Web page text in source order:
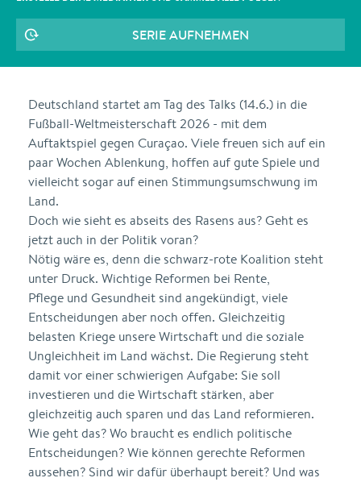
SERIE AUFNEHMEN
Deutschland startet am Tag des Talks (14.6.) in die
Fußball-Weltmeisterschaft 2026 - mit dem
Auftaktspiel gegen Curaçao. Viele freuen sich auf ein
paar Wochen Ablenkung, hoffen auf gute Spiele und
vielleicht sogar auf einen Stimmungsumschwung im
Land.
Doch wie sieht es abseits des Rasens aus? Geht es
jetzt auch in der Politik voran?
Nötig wäre es, denn die schwarz-rote Koalition steht
unter Druck. Wichtige Reformen bei Rente,
Pflege und Gesundheit sind angekündigt, viele
Entscheidungen aber noch offen. Gleichzeitig
belasten Kriege unsere Wirtschaft und die soziale
Ungleichheit im Land wächst. Die Regierung steht
damit vor einer schwierigen Aufgabe: Sie soll
investieren und die Wirtschaft stärken, aber
gleichzeitig auch sparen und das Land reformieren.
Wie geht das? Wo braucht es endlich politische
Entscheidungen? Wie können gerechte Reformen
aussehen? Sind wir dafür überhaupt bereit? Und was